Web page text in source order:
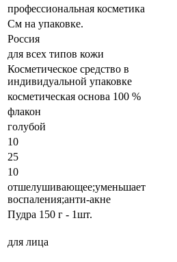
профессиональная косметика
См на упаковке.
Россия
для всех типов кожи
Косметическое средство в
индивидуальной упаковке
косметическая основа 100 %
флакон
голубой
10
25
10
отшелушивающее;уменьшает
воспаления;анти-акне
Пудра 150 г - 1шт.
для лица